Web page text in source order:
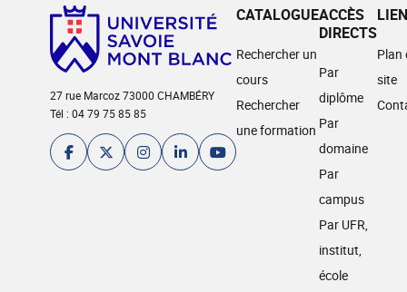
27 rue Marcoz 73000 CHAMBÉRY
Tél : 04 79 75 85 85
CATALOGUE
Rechercher un
cours
Rechercher
une formation
ACCÈS
DIRECTS
Par
diplôme
Par
domaine
Par
campus
Par UFR,
institut,
école
Plan
site